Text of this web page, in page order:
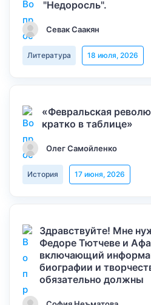
"Недоросль".
Севак Саакян
Литература 18 июля, 2026
«Февральская
кратко в таблице»
Олег Самойленко
История 17 июня, 2026
Здравствуйте! Мне
Федоре Тютчеве и
включающий
биографии и
обязательно должны